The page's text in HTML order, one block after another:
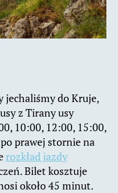
jechaliśmy do Kruje,
z Tirany usy
10:00, 12:00, 15:00,
prawej stornie na
rozkład jazdy
Bilet kosztuje
około 45 minut.